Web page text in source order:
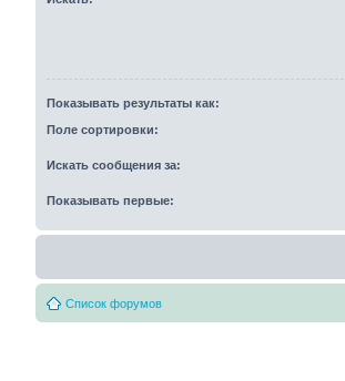
Показывать результаты как:
Поле сортировки:
Искать сообщения за:
Показывать первые:
Список форумов